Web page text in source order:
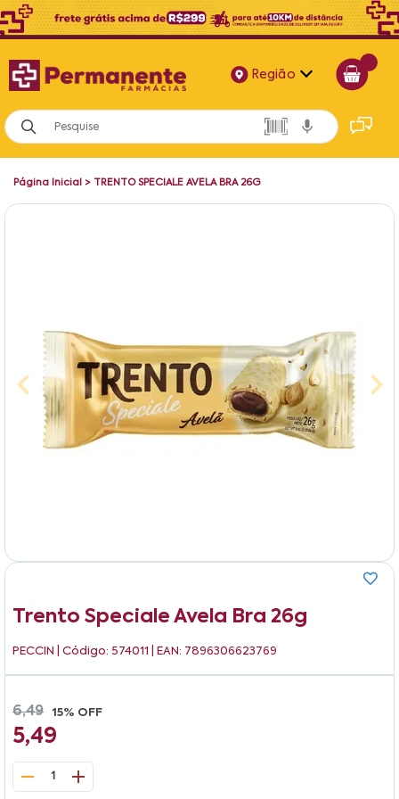
Região
Alagoas
Bahia
Página Inicial > TRENTO SPECIALE AVELA BRA 26G
Trento Speciale Avela Bra 26g
PECCIN | Código: 574011 | EAN: 7896306623769
6,49 15% OFF
5,49
1